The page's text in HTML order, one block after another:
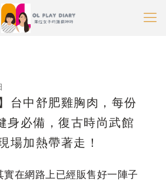
台中舒肥雞胸肉，每份
身必備，復古時尚武館
場加熱帶著走！
實在網路上已經販售好一陣子